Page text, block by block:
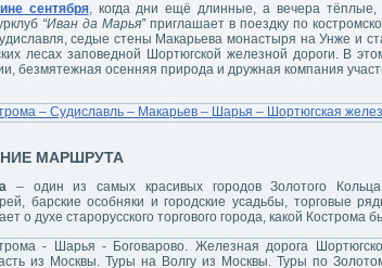
сентября, когда дни ещё длинные, а вечера тёплые,
“Иван да Марья”приглашает в поездку по
седые стены Макарьева монастыря на Унже и
лесах заповедной Шортюгской железной дороги. В
безмятежная осенняя природа и дружная компания
МАРШРУТА
– один из самых красивых городов Золотого
барские особняки и городские усадьбы, торговые
о духе старорусского торгового города, какой Кострома